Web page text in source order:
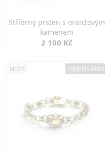
Stříbrný prsten s oranžovým
kamenem
2 100 Kč
NOVÉ OBJEDNÁNO